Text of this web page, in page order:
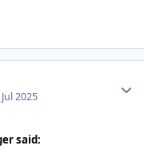
2025
said: